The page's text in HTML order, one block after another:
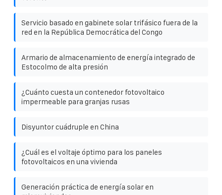
Servicio basado en gabinete solar trifásico fuera de la
red en la República Democrática del Congo
Armario de almacenamiento de energía integrado de
Estocolmo de alta presión
¿Cuánto cuesta un contenedor fotovoltaico
impermeable para granjas rusas
Disyuntor cuádruple en China
¿Cuál es el voltaje óptimo para los paneles
fotovoltaicos en una vivienda
Generación práctica de energía solar en